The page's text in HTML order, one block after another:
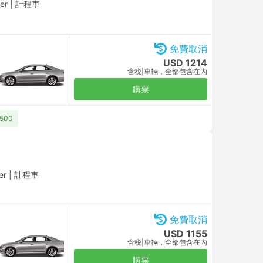
計程車
免費取消
USD 1214
含税 車輛，全部包含在內
購票
計程車
免費取消
USD 1155
含税 車輛，全部包含在內
購票